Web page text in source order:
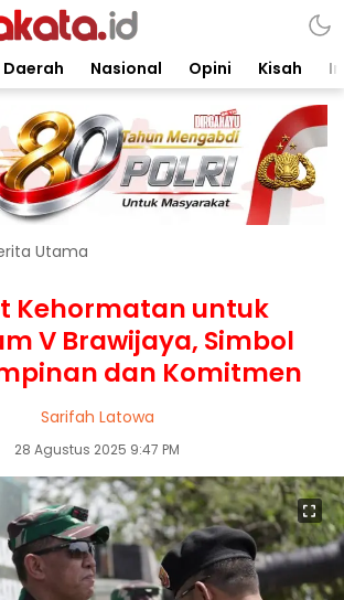
Daerah Nasional Opini Kisah
Utama
Kehormatan untuk
V Brawijaya, Simbol
dan Komitmen
Sarifah Latowa
28 Agustus 2025 9:47 PM